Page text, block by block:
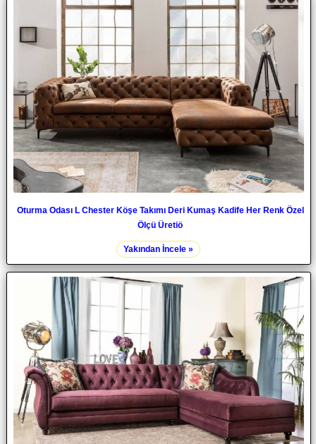
Oturma Odası L Chester Köşe Takımı Deri Kumaş Kadife Her Renk Özel
Ölçü Üretiö
Yakından İncele »